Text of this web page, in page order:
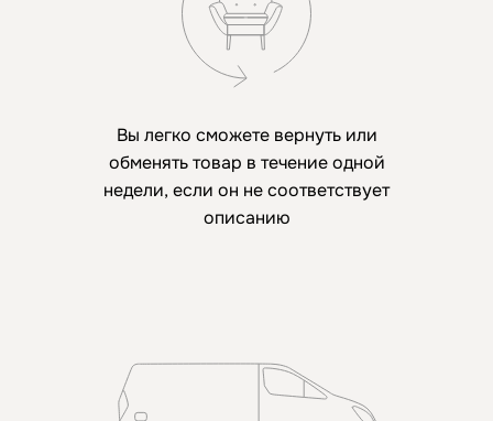
Вы легко сможете вернуть или
обменять товар в течение одной
недели, если он не соответствует
описанию